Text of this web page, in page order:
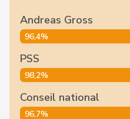
Andreas Gross
96,4%
PSS
98,2%
Conseil national
96,7%